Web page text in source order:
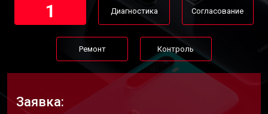
1 Диагностика Согласование
Ремонт Контроль
Заявка: